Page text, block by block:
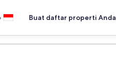
Buat daftar properti Anda